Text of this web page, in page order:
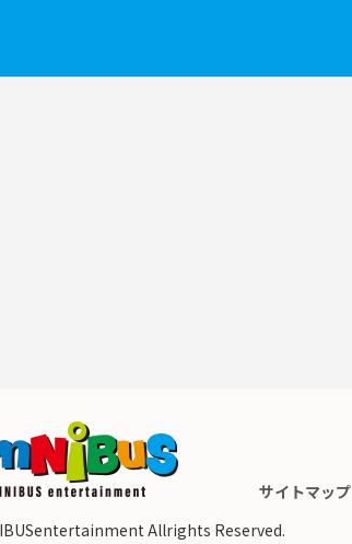
サイトマップ
Allrights Reserved.